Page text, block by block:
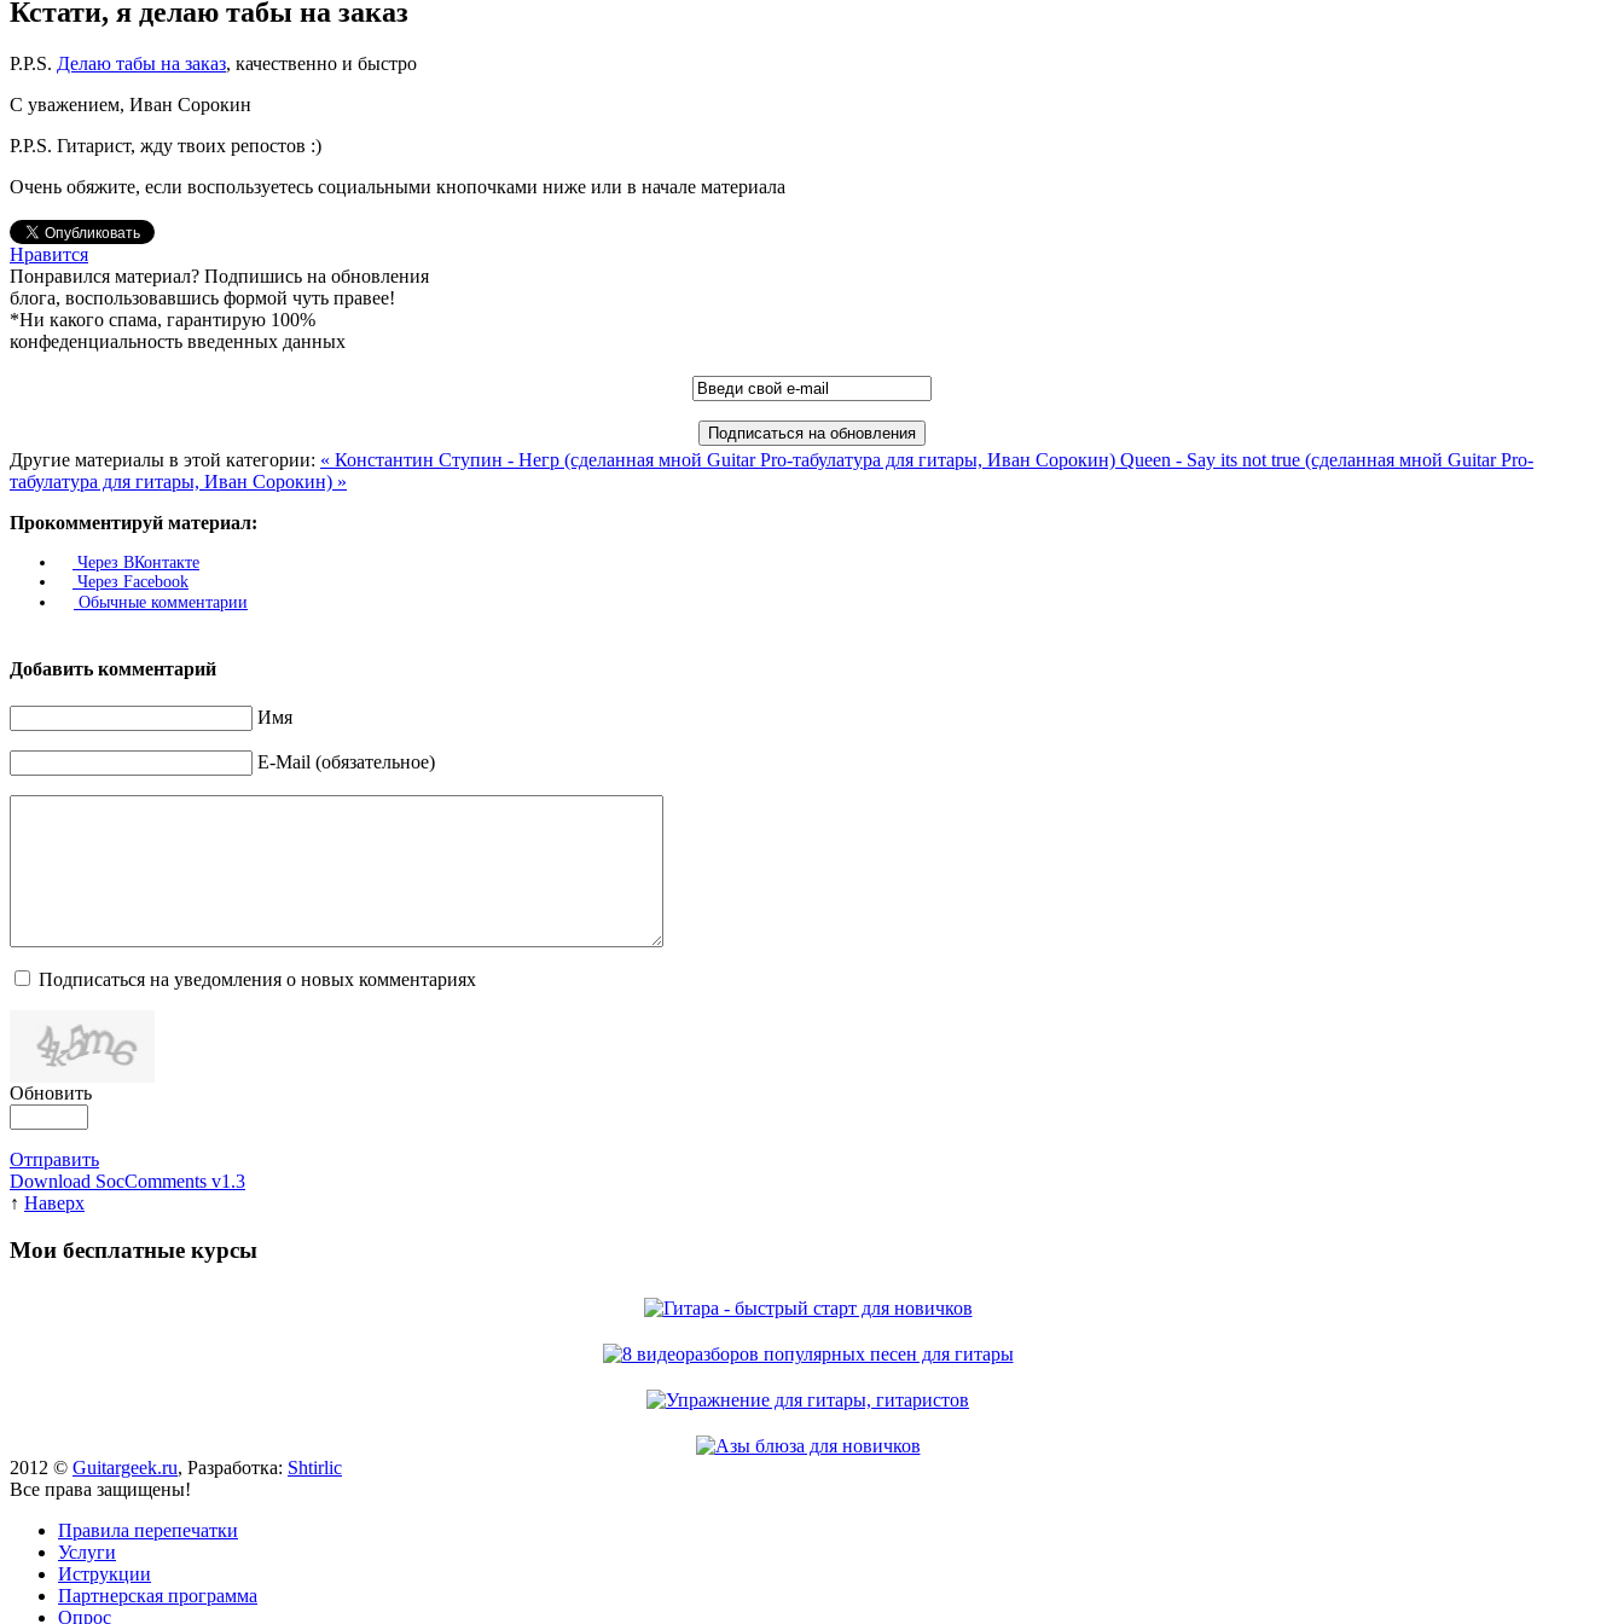
Кстати, я делаю табы на заказ
P.P.S. Делаю табы на заказ, качественно и быстро
С уважением, Иван Сорокин
P.P.S. Гитарист, жду твоих репостов :)
Очень обяжите, если воспользуетесь социальными кнопочками ниже или в начале материала
Нравится
Понравился материал? Подпишись на обновления
блога, воспользовавшись формой чуть правее!
*Ни какого спама, гарантирую 100%
конфеденциальность введенных данных
Другие материалы в этой категории: « Константин Ступин - Негр (сделанная мной Guitar Pro-табулатура для гитары, Иван Сорокин) Queen - Say its not true (сделанная мной Guitar Pro-
табулатура для гитары, Иван Сорокин) »
Прокомментируй материал:
Через ВКонтакте
Через Facebook
Обычные комментарии
Добавить комментарий
Имя
E-Mail (обязательное)
Подписаться на уведомления о новых комментариях
Обновить
Отправить
Download SocComments v1.3
↑ Наверх
Мои бесплатные курсы
2012 © Guitargeek.ru, Разработка: Shtirlic
Все права защищены!
Правила перепечатки
Услуги
Иструкции
Партнерская программа
Опрос